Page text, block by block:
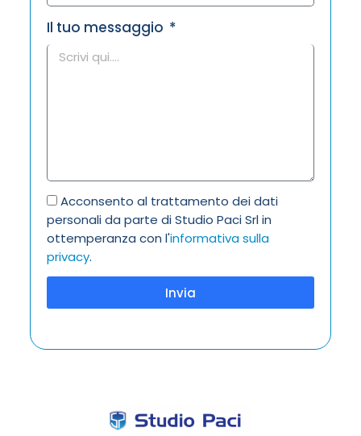
Il tuo messaggio
Acconsento al trattamento dei dati
personali da parte di Studio Paci Srl in
ottemperanza con l'informativa sulla
privacy.
Invia